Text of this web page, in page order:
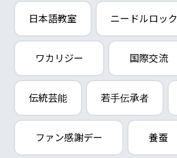
日本語教室 ニードルロック
ワカリジー 国際交流
伝統芸能 若手伝承者
ファン感謝デー 養蚕